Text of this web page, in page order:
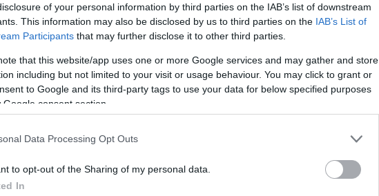
of your personal information by third parties on the IAB’s list of downstream
This information may also be disclosed by us to third parties on the IAB’s List of
Participants that may further disclose it to other third parties.
that this website/app uses one or more Google services and may gather and store
including but not limited to your visit or usage behaviour. You may click to grant or
to Google and its third-party tags to use your data for below specified purposes
Google consent section.
Data Processing Opt Outs
to opt-out of the Sharing of my personal data.
In